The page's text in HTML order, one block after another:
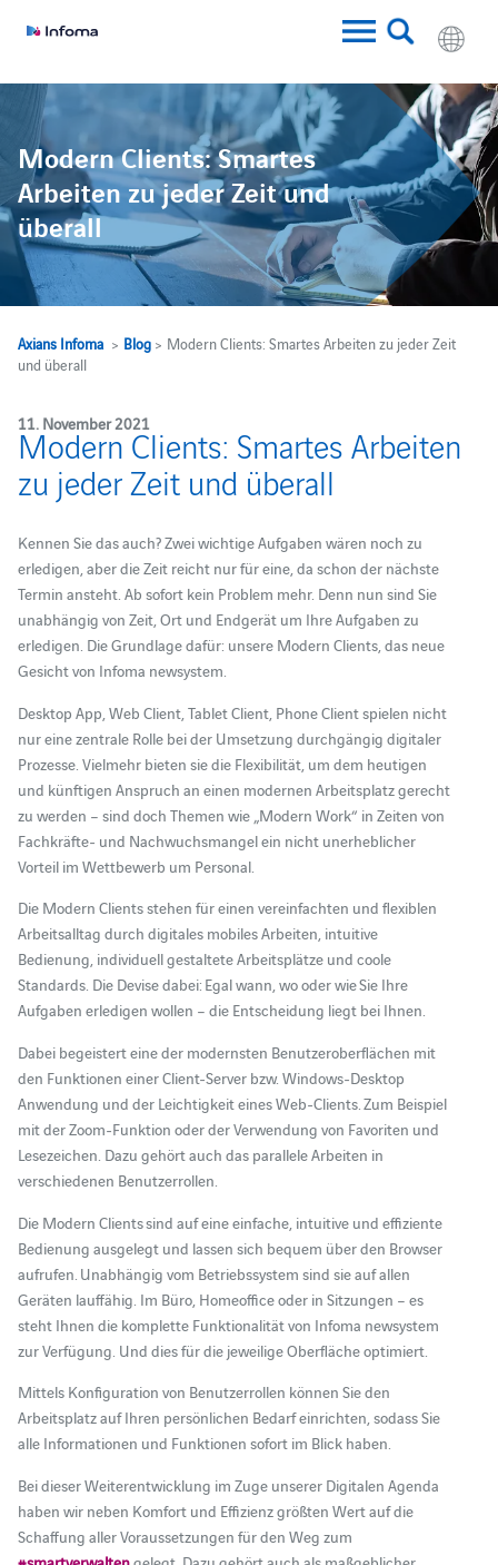
Modern Clients: Smartes
Arbeiten zu jeder Zeit und
überall
Axians Infoma> Blog> Modern Clients: Smartes Arbeiten zu jeder Zeit
und überall
11. November 2021
Modern Clients: Smartes Arbeiten
zu jeder Zeit und überall
Kennen Sie das auch? Zwei wichtige Aufgaben wären noch zu
erledigen, aber die Zeit reicht nur für eine, da schon der nächste
Termin ansteht. Ab sofort kein Problem mehr. Denn nun sind Sie
unabhängig von Zeit, Ort und Endgerät um Ihre Aufgaben zu
erledigen. Die Grundlage dafür: unsere Modern Clients, das neue
Gesicht von Infoma newsystem.
Desktop App, Web Client, Tablet Client, Phone Client spielen nicht
nur eine zentrale Rolle bei der Umsetzung durchgängig digitaler
Prozesse. Vielmehr bieten sie die Flexibilität, um dem heutigen
und künftigen Anspruch an einen modernen Arbeitsplatz gerecht
zu werden – sind doch Themen wie „Modern Work“ in Zeiten von
Fachkräfte- und Nachwuchsmangel ein nicht unerheblicher
Vorteil im Wettbewerb um Personal.
Die Modern Clients stehen für einen vereinfachten und flexiblen
Arbeitsalltag durch digitales mobiles Arbeiten, intuitive
Bedienung, individuell gestaltete Arbeitsplätze und coole
Standards. Die Devise dabei: Egal wann, wo oder wie Sie Ihre
Aufgaben erledigen wollen – die Entscheidung liegt bei Ihnen.
Dabei begeistert eine der modernsten Benutzeroberflächen mit
den Funktionen einer Client-Server bzw. Windows-Desktop
Anwendung und der Leichtigkeit eines Web-Clients. Zum Beispiel
mit der Zoom-Funktion oder der Verwendung von Favoriten und
Lesezeichen. Dazu gehört auch das parallele Arbeiten in
verschiedenen Benutzerrollen.
Die Modern Clients sind auf eine einfache, intuitive und effiziente
Bedienung ausgelegt und lassen sich bequem über den Browser
aufrufen. Unabhängig vom Betriebssystem sind sie auf allen
Geräten lauffähig. Im Büro, Homeoffice oder in Sitzungen – es
steht Ihnen die komplette Funktionalität von Infoma newsystem
zur Verfügung. Und dies für die jeweilige Oberfläche optimiert.
Mittels Konfiguration von Benutzerrollen können Sie den
Arbeitsplatz auf Ihren persönlichen Bedarf einrichten, sodass Sie
alle Informationen und Funktionen sofort im Blick haben.
Bei dieser Weiterentwicklung im Zuge unserer Digitalen Agenda
haben wir neben Komfort und Effizienz größten Wert auf die
Schaffung aller Voraussetzungen für den Weg zum